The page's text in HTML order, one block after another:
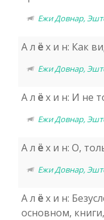
Ежи Довнар,
А л ёх и н: Как
Ежи Довнар,
А л ёх и н: И не
Ежи Довнар,
А л ёх и н: О,
Ежи Довнар,
А л ёх и н:
основном,